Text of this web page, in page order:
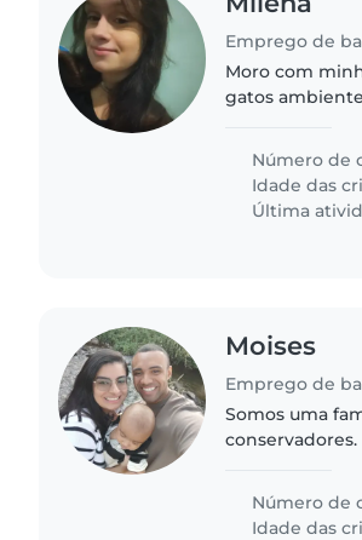
Emprego de
Moro com
gatos
gosta muito..
Número de
Idade das
Última
Moises
Emprego de
Somos uma
Se vc se
Número de
Idade das